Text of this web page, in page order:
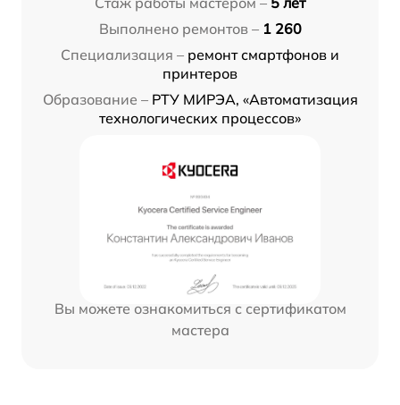
Выполнено ремонтов – 1 260
Специализация – ремонт смартфонов и
принтеров
Образование – РТУ МИРЭА, «Автоматизация
технологических процессов»
Вы можете ознакомиться с сертификатом
мастера